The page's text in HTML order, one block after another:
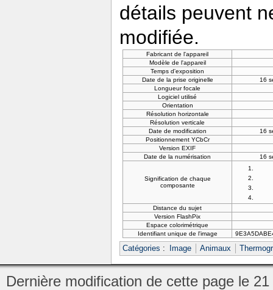
détails peuvent
modifiée.
Fabricant de l'appareil
Modèle de l'appareil
Temps d'exposition
Date de la prise originelle
16
Longueur focale
Logiciel utilisé
Orientation
Résolution horizontale
Résolution verticale
Date de modification
16
Positionnement YCbCr
Version EXIF
Date de la numérisation
16
Signification de chaque
composante
Distance du sujet
Version FlashPix
Espace colorimétrique
Identifiant unique de l'image
Catégories : Image Animaux
Dernière modification de cette page le